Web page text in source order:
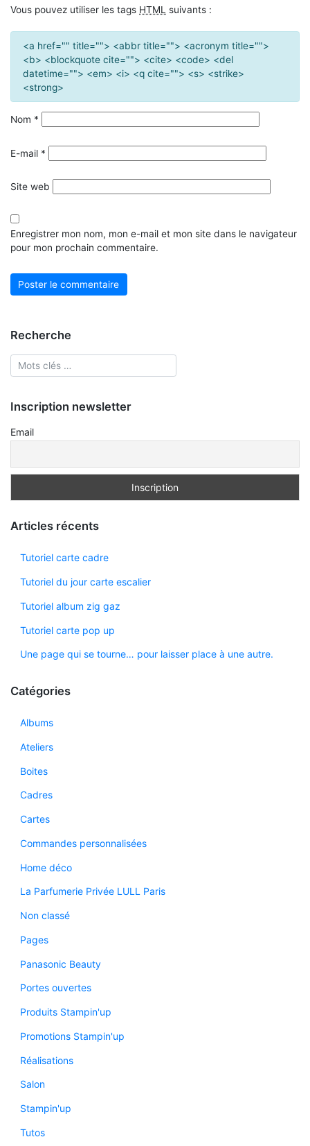
Vous pouvez utiliser les tags HTML suivants :
<a href="" title=""> <abbr title=""> <acronym title="">
<b> <blockquote cite=""> <cite> <code> <del
datetime=""> <em> <i> <q cite=""> <s> <strike>
<strong>
Nom *
E-mail *
Site web
Enregistrer mon nom, mon e-mail et mon site dans le navigateur
pour mon prochain commentaire.
Recherche
Inscription newsletter
Email
Articles récents
Tutoriel carte cadre
Tutoriel du jour carte escalier
Tutoriel album zig gaz
Tutoriel carte pop up
Une page qui se tourne… pour laisser place à une autre.
Catégories
Albums
Ateliers
Boites
Cadres
Cartes
Commandes personnalisées
Home déco
La Parfumerie Privée LULL Paris
Non classé
Pages
Panasonic Beauty
Portes ouvertes
Produits Stampin'up
Promotions Stampin'up
Réalisations
Salon
Stampin'up
Tutos